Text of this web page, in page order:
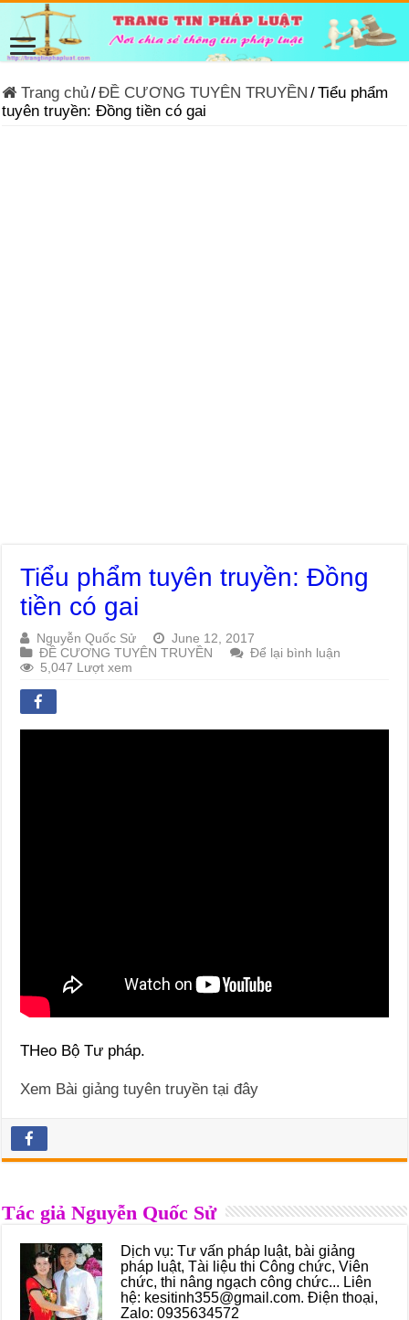
Trang chủ/ĐỀ CƯƠNG TUYÊN TRUYỀN /Tiểu phẩm
tuyên truyền: Đồng tiền có gai
Tiểu phẩm tuyên truyền: Đồng
tiền có gai
Nguyễn Quốc Sử
June 12, 2017
ĐỀ CƯƠNG TUYÊN TRUYỀN
Để lại bình luận
5,047 Lượt xem
THeo Bộ Tư pháp.
Xem Bài giảng tuyên truyền tại đây
Tác giả Nguyễn Quốc Sử
Dịch vụ: Tư vấn pháp luật, bài giảng
pháp luật, Tài liệu thi Công chức, Viên
chức, thi nâng ngạch công chức... Liên
hệ: kesitinh355@gmail.com. Điện thoại,
Zalo: 0935634572